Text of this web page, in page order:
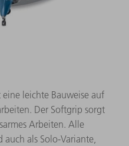
leichte Bauweise auf
Der Softgrip sorgt
Arbeiten. Alle
auch als Solo-Variante,